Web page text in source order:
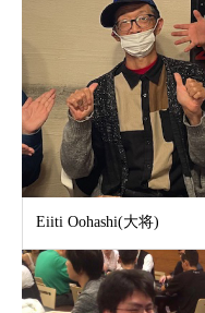
Eiiti Oohashi(大将)